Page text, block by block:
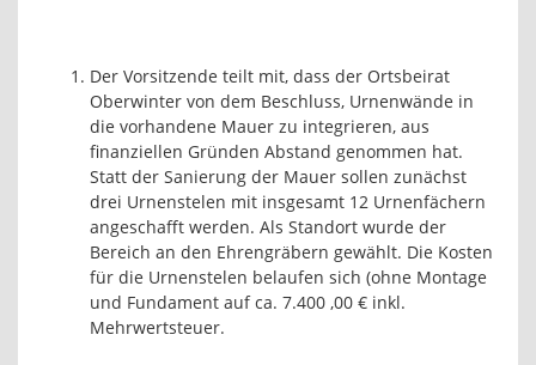
Der Vorsitzende teilt mit, dass der Ortsbeirat
Oberwinter von dem Beschluss, Urnenwände in
die vorhandene Mauer zu integrieren, aus
finanziellen Gründen Abstand genommen hat.
Statt der Sanierung der Mauer sollen zunächst
drei Urnenstelen mit insgesamt 12 Urnenfächern
angeschafft werden. Als Standort wurde der
Bereich an den Ehrengräbern gewählt. Die Kosten
für die Urnenstelen belaufen sich (ohne Montage
und Fundament auf ca. 7.400 ,00 € inkl.
Mehrwertsteuer.